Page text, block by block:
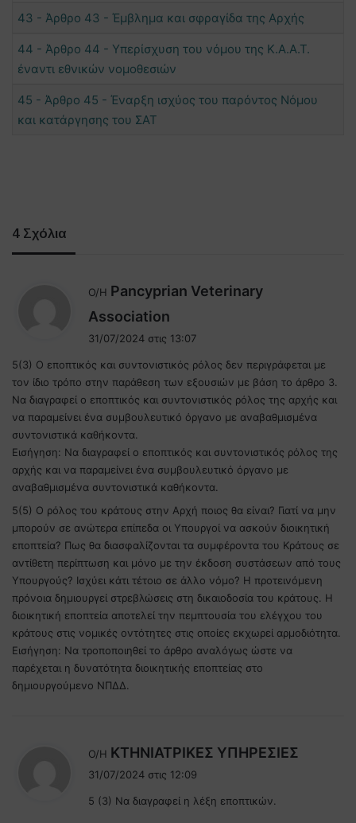
43 - Άρθρο 43 - Έμβλημα και σφραγίδα της Αρχής
44 - Άρθρο 44 - Υπερίσχυση του νόμου της Κ.Α.Α.Τ.
έναντι εθνικών νομοθεσιών
45 - Άρθρο 45 - Έναρξη ισχύος του παρόντος Νόμου
και κατάργησης του ΣΑΤ
4 Σχόλια
Ο/Η Pancyprian Veterinary
Association
έ
ι
:
31/07/2024 στις 13:07
5(3) Ο εποπτικός και συντονιστικός ρόλος δεν περιγράφεται με
τον ίδιο τρόπο στην παράθεση των εξουσιών με βάση το άρθρο 3.
Να διαγραφεί ο εποπτικός και συντονιστικός ρόλος της αρχής και
να παραμείνει ένα συμβουλευτικό όργανο με αναβαθμισμένα
συντονιστικά καθήκοντα.
Εισήγηση: Να διαγραφεί ο εποπτικός και συντονιστικός ρόλος της
αρχής και να παραμείνει ένα συμβουλευτικό όργανο με
αναβαθμισμένα συντονιστικά καθήκοντα.
5(5) Ο ρόλος του κράτους στην Αρχή ποιος θα είναι? Γιατί να μην
μπορούν σε ανώτερα επίπεδα οι Υπουργοί να ασκούν διοικητική
εποπτεία? Πως θα διασφαλίζονται τα συμφέροντα του Κράτους σε
αντίθετη περίπτωση και μόνο με την έκδοση συστάσεων από τους
Υπουργούς? Ισχύει κάτι τέτοιο σε άλλο νόμο? Η προτεινόμενη
πρόνοια δημιουργεί στρεβλώσεις στη δικαιοδοσία του κράτους. Η
διοικητική εποπτεία αποτελεί την πεμπτουσία του ελέγχου του
κράτους στις νομικές οντότητες στις οποίες εκχωρεί αρμοδιότητα.
Εισήγηση: Να τροποποιηθεί το άρθρο αναλόγως ώστε να
παρέχεται η δυνατότητα διοικητικής εποπτείας στο
δημιουργούμενο ΝΠΔΔ.
Ο/Η ΚΤΗΝΙΑΤΡΙΚΕΣ ΥΠΗΡΕΣΙΕΣ
31/07/2024 στις 12:09
5 (3) Να διαγραφεί η λέξη εποπτικών.